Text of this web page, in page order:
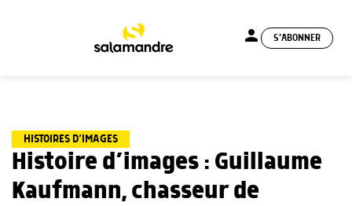
person S'ABONNER
HISTOIRES D’IMAGES
Histoire d’images : Guillaume
Kaufmann, chasseur de